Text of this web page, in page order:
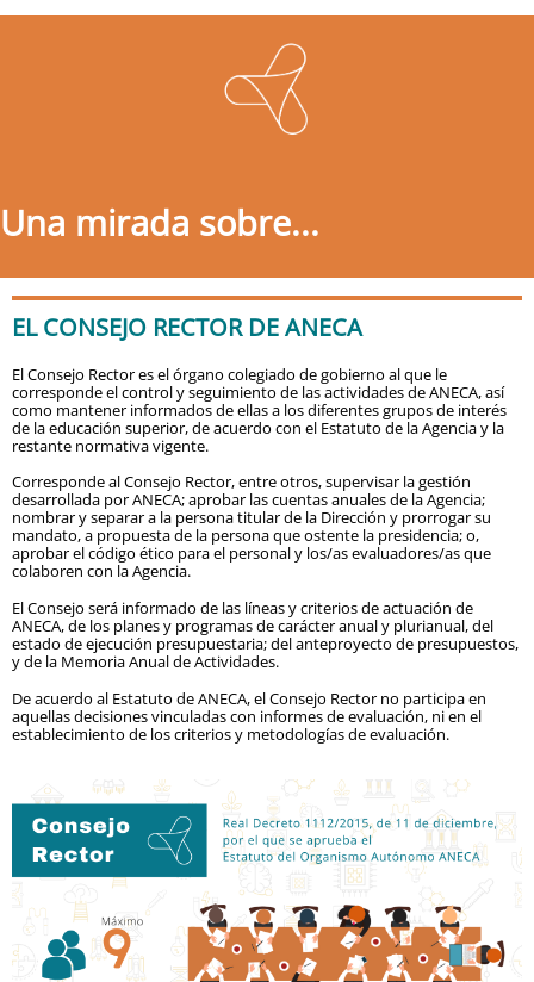
Una mirada sobre...
EL CONSEJO RECTOR DE ANECA
El Consejo Rector es el órgano colegiado de gobierno al que le
corresponde el control y seguimiento de las actividades de ANECA, así
como mantener informados de ellas a los diferentes grupos de interés
de la educación superior, de acuerdo con el Estatuto de la Agencia y la
restante normativa vigente.
Corresponde al Consejo Rector, entre otros, supervisar la gestión
desarrollada por ANECA; aprobar las cuentas anuales de la Agencia;
nombrar y separar a la persona titular de la Dirección y prorrogar su
mandato, a propuesta de la persona que ostente la presidencia; o,
aprobar el código ético para el personal y los/as evaluadores/as que
colaboren con la Agencia.
El Consejo será informado de las líneas y criterios de actuación de
ANECA, de los planes y programas de carácter anual y plurianual, del
estado de ejecución presupuestaria; del anteproyecto de presupuestos,
y de la Memoria Anual de Actividades.
De acuerdo al Estatuto de ANECA, el Consejo Rector no participa en
aquellas decisiones vinculadas con informes de evaluación, ni en el
establecimiento de los criterios y metodologías de evaluación.